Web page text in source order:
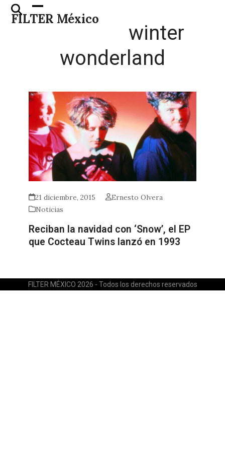
Skip
FILTER México
Open
mobile
Close
mobile
winter
wonderland
21 diciembre, 2015
Ernesto Olvera
Noticias
Reciban la navidad con ‘Snow’, el EP
que Cocteau Twins lanzó en 1993
FILTER MÉXICO 2026 - Todos los derechos reservados